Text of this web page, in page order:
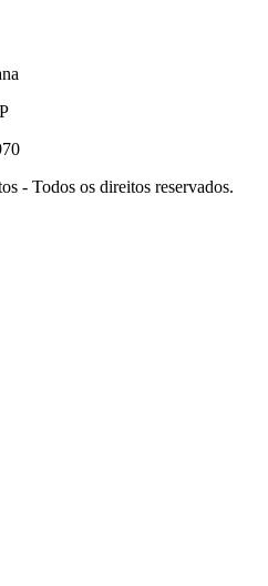
- Todos os direitos reservados.